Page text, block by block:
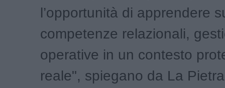
l’opportunità di apprendere
competenze relazionali,
operative in un contesto
reale", spiegano da La